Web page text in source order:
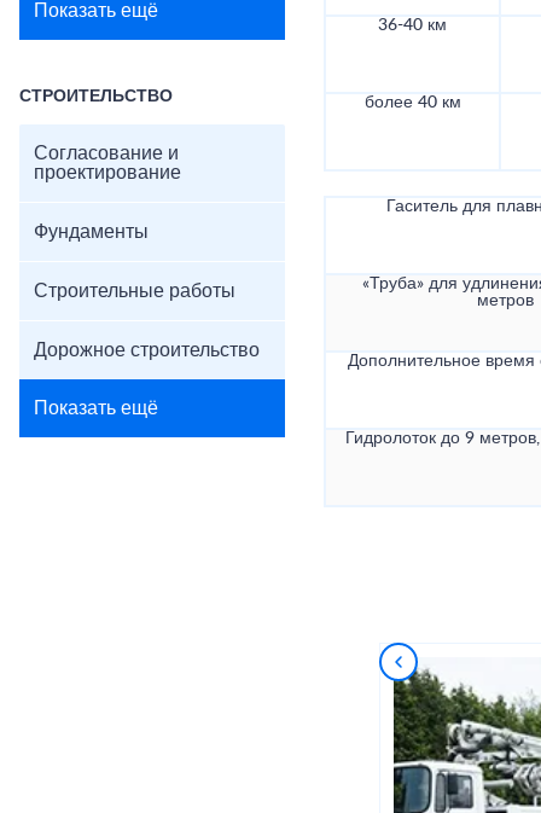
Показать ещё
СТРОИТЕЛЬСТВО
Согласование и
проектирование
Фундаменты
Строительные работы
Дорожное строительство
Показать ещё
36-40 км
более 40 км
Гаситель для
«Труба» для
метров
Дополнительное
Гидролоток до 9